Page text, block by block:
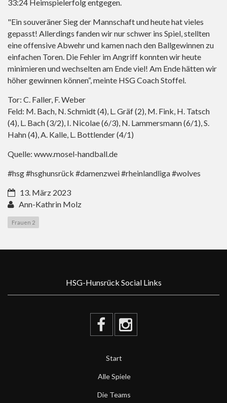
33:24 Heimspielerfolg entgegen.
"Ein souveräner Sieg der Mannschaft und heute hat vieles
gepasst! Allerdings fanden wir nur schwer ins Spiel, stellten
eine offensive Abwehr und kamen nach den Ballgewinnen zu
einfachen Toren. Die Fehler im Angriff konnten wir heute
minimieren und wechselten am Ende viel! Am Ende hätten wir
höher gewinnen können“, meinte HSG Coach Stoffel.
Tor: C. Faller, F. Weber
Feld: M. Bach, N. Schmidt (4), L. Gräf (2), M. Fink, H. Tatsch
(4), L. Bach (3/2), I. Nicolae (6/3), N. Lammersmann (6/1), S.
Hahn (4), A. Kalle, L. Bottlender (4/1)
Quelle: www.mosel-handball.de
#hsg #hsghunsrück #damenzwei #rheinlandliga #wolves
13. März 2023
Ann-Kathrin Molz
Frauen 2
HSG-Hunsrück Social Links
Start
Alle Spiele
Die Teams